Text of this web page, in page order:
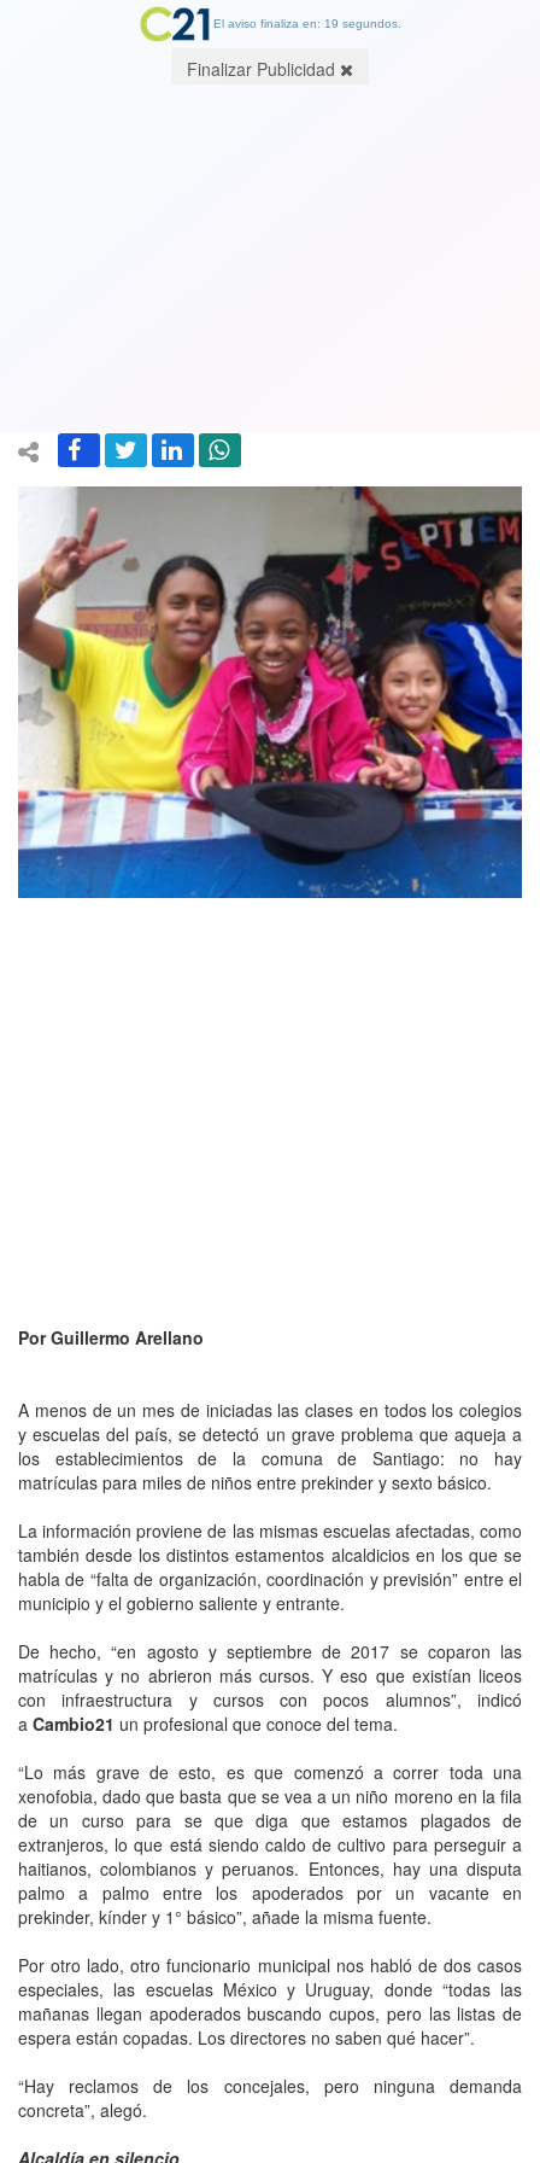
Por Guillermo Arellano
A menos de un mes de iniciadas las clases en todos los colegios
y escuelas del país, se detectó un grave problema que aqueja a
los establecimientos de la comuna de Santiago: no hay
matrículas para miles de niños entre prekinder y sexto básico.
La información proviene de las mismas escuelas afectadas, como
también desde los distintos estamentos alcaldicios en los que se
habla de “falta de organización, coordinación y previsión” entre el
municipio y el gobierno saliente y entrante.
De hecho, “en agosto y septiembre de 2017 se coparon las
matrículas y no abrieron más cursos. Y eso que existían liceos
con infraestructura y cursos con pocos alumnos”, indicó
a Cambio21 un profesional que conoce del tema.
“Lo más grave de esto, es que comenzó a correr toda una
xenofobia, dado que basta que se vea a un niño moreno en la fila
de un curso para se que diga que estamos plagados de
extranjeros, lo que está siendo caldo de cultivo para perseguir a
haitianos, colombianos y peruanos. Entonces, hay una disputa
palmo a palmo entre los apoderados por un vacante en
prekinder, kínder y 1° básico”, añade la misma fuente.
Por otro lado, otro funcionario municipal nos habló de dos casos
especiales, las escuelas México y Uruguay, donde “todas las
mañanas llegan apoderados buscando cupos, pero las listas de
espera están copadas. Los directores no saben qué hacer”.
“Hay reclamos de los concejales, pero ninguna demanda
concreta”, alegó.
Alcaldía en silencio
El aviso finaliza en: 19 segundos.
Finalizar Publicidad